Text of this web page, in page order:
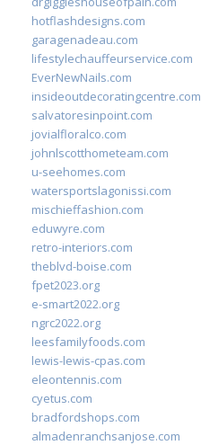
hotflashdesigns.com
garagenadeau.com
lifestylechauffeurservice.com
EverNewNails.com
insideoutdecoratingcentre.com
salvatoresinpoint.com
jovialfloralco.com
johnlscotthometeam.com
u-seehomes.com
watersportslagonissi.com
mischieffashion.com
eduwyre.com
retro-interiors.com
theblvd-boise.com
fpet2023.org
e-smart2022.org
ngrc2022.org
leesfamilyfoods.com
lewis-lewis-cpas.com
eleontennis.com
cyetus.com
bradfordshops.com
almadenranchsanjose.com